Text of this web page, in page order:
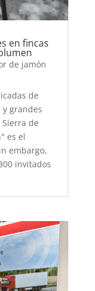
en fincas
de jamón
de
grandes
de
es el
embargo,
invitados